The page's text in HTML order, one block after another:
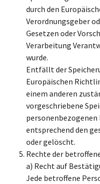
durch den
Verordnungsgeber
Gesetzen oder
Verarbeitung
wurde.
Entfällt der
Europäischen
einem anderen
vorgeschriebene
entsprechend den
oder gelöscht.
Rechte der
a) Recht auf
Jede betroffene